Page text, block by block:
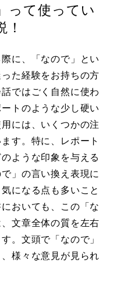
って使ってい
に、「なので」とい
た経験をお持ちの方
ではごく自然に使わ
トのような少し硬い
には、いくつかの注
す。特に、レポート
ような印象を与える
」の言い換え表現に
になる点も多いこと
おいても、この「な
文章全体の質を左右
。文頭で「なので」
様々な意見が見られ